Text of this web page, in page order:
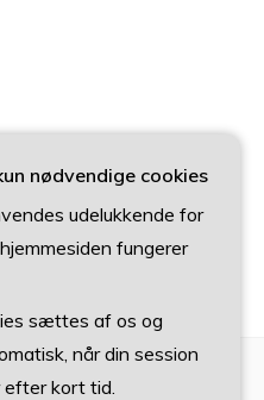
nødvendige cookies
udelukkende for
fungerer
sættes af os og
når din session
efter kort tid.